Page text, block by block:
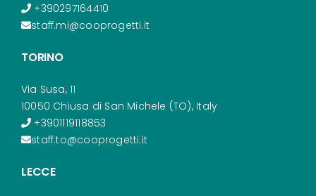
+390297164410
staff.mi@cooprogetti.it
TORINO
Via Susa, 11
10050 Chiusa di San Michele (TO), Italy
+3901119118853
staff.to@cooprogetti.it
LECCE